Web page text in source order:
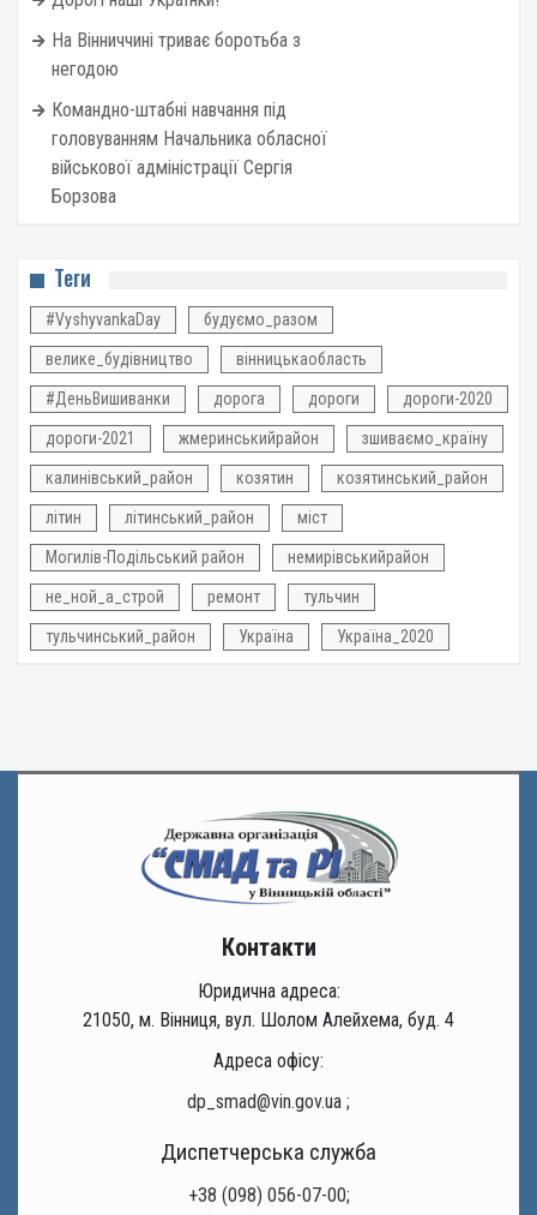
На Вінниччині триває боротьба з
негодою
Командно-штабні навчання під
головуванням Начальника обласної
військової адміністрації Сергія
Борзова
Теги
#VyshyvankaDay будуємо_разом
велике_будівництво вінницькаобласть
#ДеньВишиванки дорога дороги дороги-2020
дороги-2021 жмеринськийрайон зшиваємо_країну
калинівський_район козятин козятинський_район
літин літинський_район міст
Могилів-Подільський район немирівськийрайон
не_ной_а_строй ремонт тульчин
тульчинський_район Україна Україна_2020
Контакти
Юридична адреса:
21050, м. Вінниця, вул. Шолом Алейхема, буд. 4
Адреса офісу:
dp_smad@vin.gov.ua ;
Диспетчерська служба
+38 (098) 056-07-00;